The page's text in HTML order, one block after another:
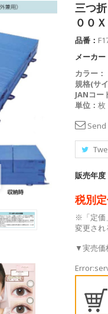
三つ
００
品番：
メーカー
カラー：
規格(サ
JANコー
単位：枚
販売年度
税別
※「定価
変更され
▼実売